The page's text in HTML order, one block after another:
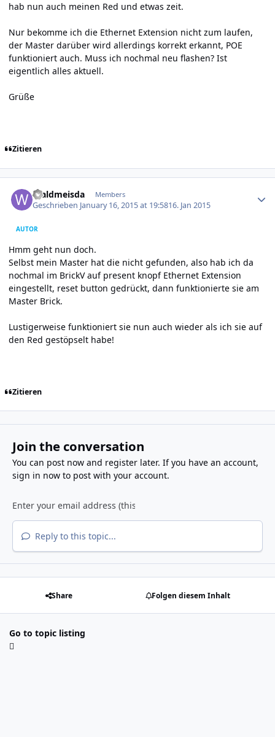
hab nun auch meinen Red und etwas zeit.
Nur bekomme ich die Ethernet Extension nicht zum laufen,
der Master darüber wird allerdings korrekt erkannt, POE
funktioniert auch. Muss ich nochmal neu flashen? Ist
eigentlich alles aktuell.
Grüße
Zitieren
Waldmeisda Members
Geschrieben January 16, 2015 at 19:5816. Jan 2015
AUTOR
Hmm geht nun doch.
Selbst mein Master hat die nicht gefunden, also hab ich da
nochmal im BrickV auf present knopf Ethernet Extension
eingestellt, reset button gedrückt, dann funktionierte sie am
Master Brick.
Lustigerweise funktioniert sie nun auch wieder als ich sie auf
den Red gestöpselt habe!
Zitieren
Join the conversation
You can post now and register later. If you have an account,
sign in nowto post with your account.
Reply to this topic...
Share Folgen diesem Inhalt
Go to topic listing